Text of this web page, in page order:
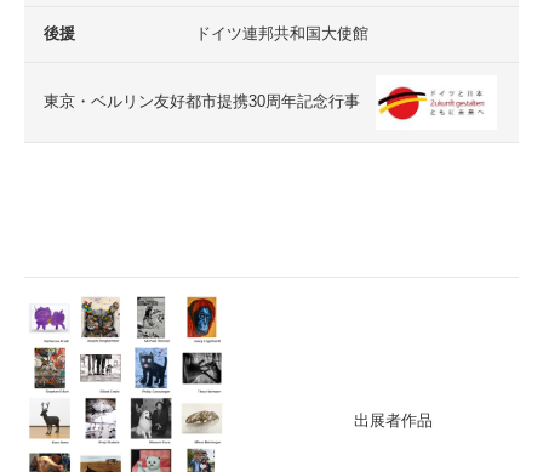
後援 ドイツ連邦共和国大使館
東京・ベルリン友好都市提携30周年記念行事
出展者作品